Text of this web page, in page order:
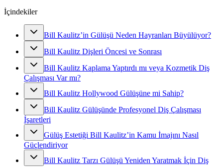
İçindekiler
Bill Kaulitz’in Gülüşü Neden Hayranları Büyülüyor?
Bill Kaulitz Dişleri Öncesi ve Sonrası
Bill Kaulitz Kaplama Yaptırdı mı veya Kozmetik Diş
Çalışması Var mı?
Bill Kaulitz Hollywood Gülüşüne mi Sahip?
Bill Kaulitz Gülüşünde Profesyonel Diş Çalışması
İşaretleri
Gülüş Estetiği Bill Kaulitz’in Kamu İmajını Nasıl
Güçlendiriyor
Bill Kaulitz Tarzı Gülüşü Yeniden Yaratmak İçin Diş